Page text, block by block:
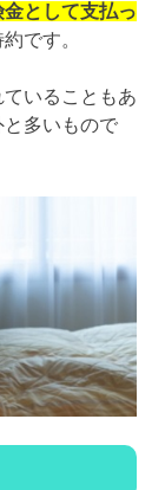
として支払っ
です。
いることもあ
多いもので